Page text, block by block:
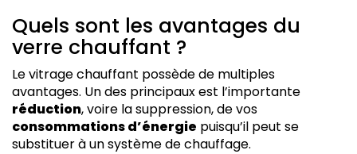
Quels sont les avantages du
verre chauffant ?
Le vitrage chauffant possède de multiples
avantages. Un des principaux est l’importante
réduction, voire la suppression, de vos
consommations d’énergie puisqu’il peut se
substituer à un système de chauffage.